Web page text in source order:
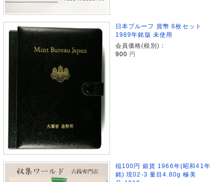
日本プルーフ 貨幣 6枚セット
1989年銘版 未使用
会員価格(税別)：
900 円
稲100円 銀貨 1966年(昭和41年
銘) 現02-3 量目4.80g 極美